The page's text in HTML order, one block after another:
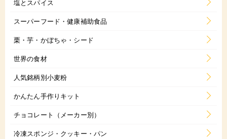
塩とスパイス
スーパーフード・健康補助食品
栗・芋・かぼちゃ・シード
世界の食材
人気銘柄別小麦粉
かんたん手作りキット
チョコレート（メーカー別）
冷凍スポンジ・クッキー・パン